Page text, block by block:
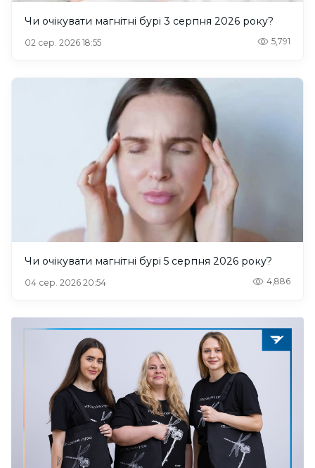
Чи очікувати магнітні бурі 3 серпня 2026 року?
02 сер. 2026 18:55 5,791
Чи очікувати магнітні бурі 5 серпня 2026 року?
04 сер. 2026 20:54 4,886